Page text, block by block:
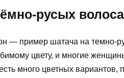
русых
— пример шатача на темно-
цвету, и многие
много цветных вариантов,